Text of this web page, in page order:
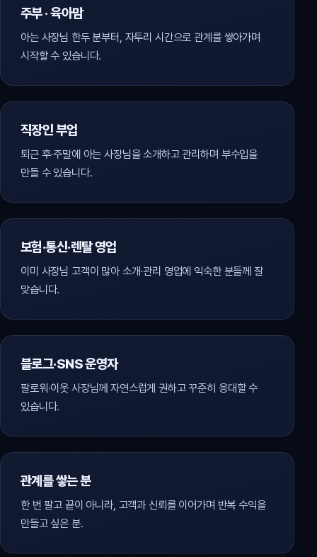
주부 · 육아맘
아는 사장님 한두 분부터, 자투리 시간으로 관계를 쌓아가며
시작할 수 있습니다.
직장인 부업
퇴근 후·주말에 아는 사장님을 소개하고 관리하며 부수입을
만들 수 있습니다.
보험·통신·렌탈 영업
이미 사장님 고객이 많아 소개·관리 영업에 익숙한 분들께 잘
맞습니다.
블로그·SNS 운영자
팔로워·이웃 사장님께 자연스럽게 권하고 꾸준히 응대할 수
있습니다.
관계를 쌓는 분
한 번 팔고 끝이 아니라, 고객과 신뢰를 이어가며 반복 수익을
만들고 싶은 분.